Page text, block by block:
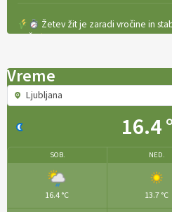
Žetev žit je zaradi vročine in
VEČ
https://t.co/bBWaIz6Hhh
[EKOloško = LOGIČNO
#IMCAP #CAP https://t.co/tQd9tB1THk
Traktor je nepogrešljiv, a tudi
Vreme
Ljubljana
16.4
SOB. NED.
16.4 °C 13.7 °C